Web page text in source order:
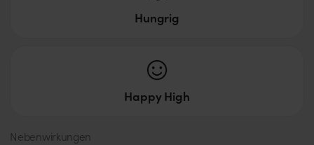
Hungrig
Happy High
Nebenwirkungen